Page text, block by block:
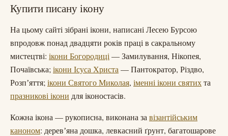
Купити писану ікону
На цьому сайті зібрані ікони, написані Лесею Бурсою
впродовж понад двадцяти років праці в сакральному
мистецтві: ікони Богородиці — Замилування, Нікопея,
Почаївська; ікони Ісуса Христа — Пантократор, Різдво,
Розпʼяття; ікони Святого Миколая, іменні ікони святихта
празникові ікони для іконостасів.
Кожна ікона — рукописна, виконана за візантійським
каноном: деревʼяна дошка, левкасний ґрунт, багатошарове